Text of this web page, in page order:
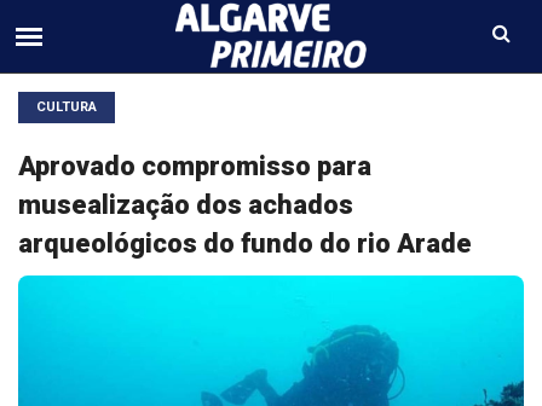
CULTURA
Aprovado compromisso para
musealização dos achados
arqueológicos do fundo do rio Arade